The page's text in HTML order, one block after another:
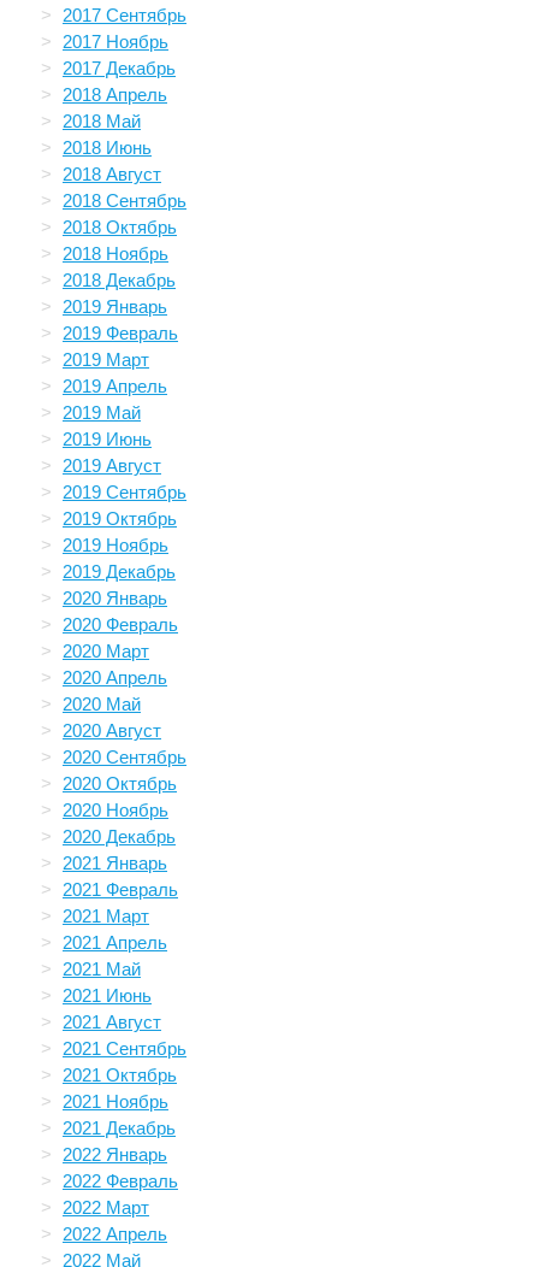
2017 Сентябрь
2017 Ноябрь
2017 Декабрь
2018 Апрель
2018 Май
2018 Июнь
2018 Август
2018 Сентябрь
2018 Октябрь
2018 Ноябрь
2018 Декабрь
2019 Январь
2019 Февраль
2019 Март
2019 Апрель
2019 Май
2019 Июнь
2019 Август
2019 Сентябрь
2019 Октябрь
2019 Ноябрь
2019 Декабрь
2020 Январь
2020 Февраль
2020 Март
2020 Апрель
2020 Май
2020 Август
2020 Сентябрь
2020 Октябрь
2020 Ноябрь
2020 Декабрь
2021 Январь
2021 Февраль
2021 Март
2021 Апрель
2021 Май
2021 Июнь
2021 Август
2021 Сентябрь
2021 Октябрь
2021 Ноябрь
2021 Декабрь
2022 Январь
2022 Февраль
2022 Март
2022 Апрель
2022 Май